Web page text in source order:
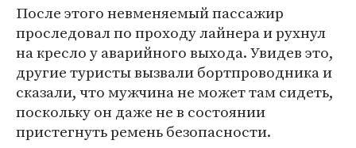
После этого невменяемый пассажир
проследовал по проходу лайнера и рухнул
на кресло у аварийного выхода. Увидев это,
другие туристы вызвали бортпроводника и
сказали, что мужчина не может там сидеть,
поскольку он даже не в состоянии
пристегнуть ремень безопасности.